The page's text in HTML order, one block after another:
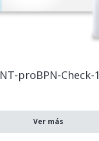
NT-proBPN-Check-1
Ver más